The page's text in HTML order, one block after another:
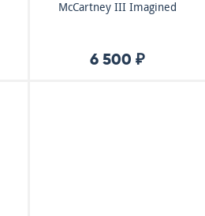
McCartney III Imagined
6 500 ₽